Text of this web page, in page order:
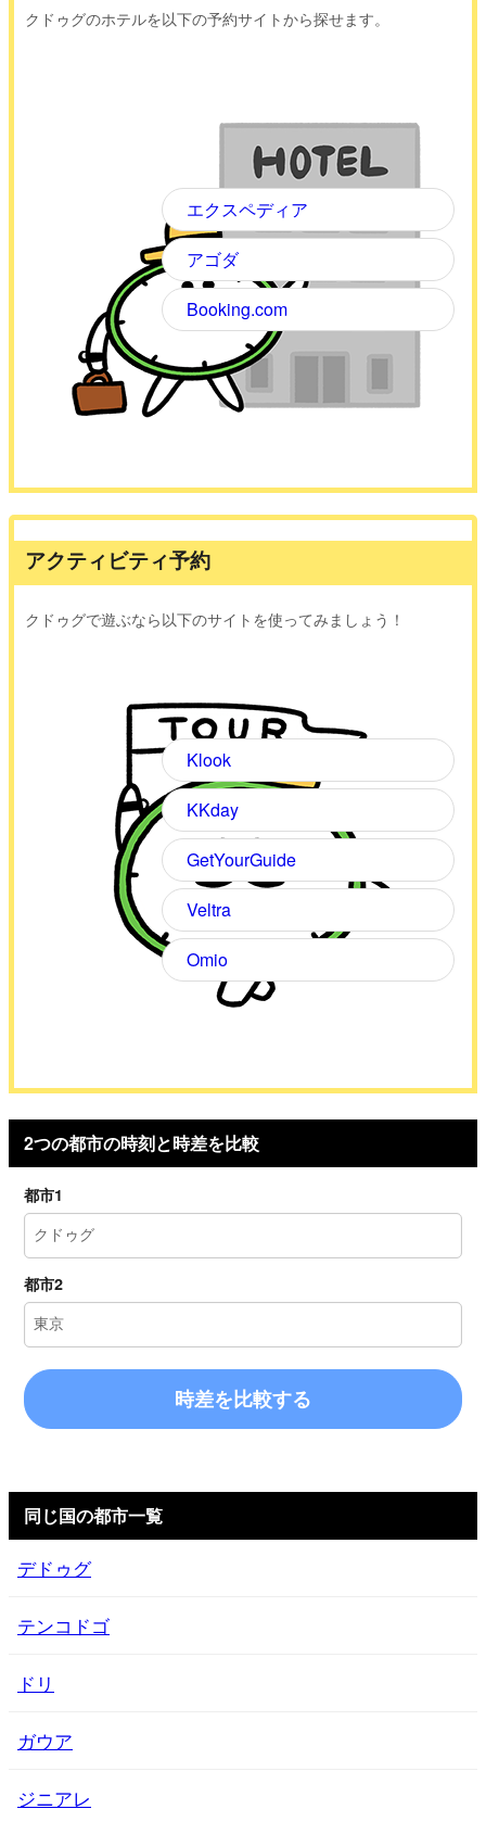
クドゥグのホテルを以下の予約サイトから探せます。
エクスペディア
アゴダ
Booking.com
アクティビティ予約
クドゥグで遊ぶなら以下のサイトを使ってみましょう！
Klook
KKday
GetYourGuide
Veltra
Omio
2つの都市の時刻と時差を比較
都市1
都市2
時差を比較する
同じ国の都市一覧
デドゥグ
テンコドゴ
ドリ
ガウア
ジニアレ